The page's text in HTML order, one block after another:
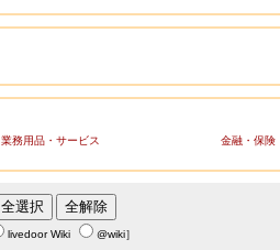
業務用品・サービス 金融・保険
livedoor Wiki @wiki］